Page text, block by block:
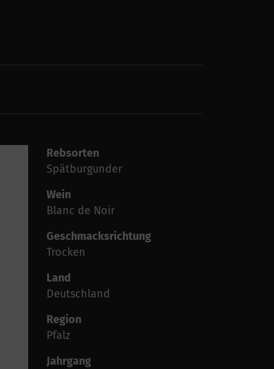
Rebsorten
Spätburgunder
Wein
Blanc de Noir
Geschmacksrichtung
Trocken
Land
Deutschland
Region
Pfalz
Jahrgang